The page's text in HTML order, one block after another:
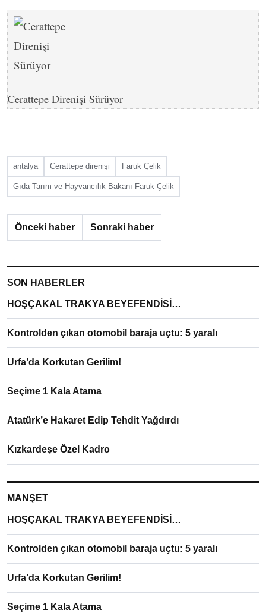
Cerattepe Direnişi Sürüyor
antalya Cerattepe direnişi Faruk Çelik
Gıda Tarım ve Hayvancılık Bakanı Faruk Çelik
Önceki haber Sonraki haber
SON HABERLER
HOŞÇAKAL TRAKYA BEYEFENDİSİ…
Kontrolden çıkan otomobil baraja uçtu: 5 yaralı
Urfa’da Korkutan Gerilim!
Seçime 1 Kala Atama
Atatürk’e Hakaret Edip Tehdit Yağdırdı
Kızkardeşe Özel Kadro
MANŞET
HOŞÇAKAL TRAKYA BEYEFENDİSİ…
Kontrolden çıkan otomobil baraja uçtu: 5 yaralı
Urfa’da Korkutan Gerilim!
Seçime 1 Kala Atama